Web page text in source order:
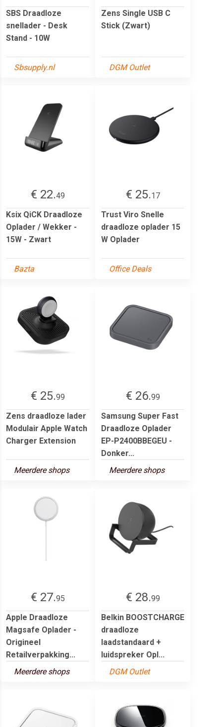
SBS Draadloze
snellader - Desk
Stand - 10W
Sbsupply.nl
Zens Single USB C
Stick (Zwart)
DGM Outlet
€ 22.49
Ksix QiCK Draadloze
Oplader / Wekker -
15W - Zwart
Bazta
€ 25.17
Trust Viro Snelle
draadloze oplader 15
W Oplader
Office Deals
€ 25.99
Zens draadloze lader
Modulair Apple Watch
Charger Extension
Meerdere shops
€ 26.99
Samsung Super Fast
Draadloze Oplader
EP-P2400BBEGEU -
Donker...
Meerdere shops
€ 27.95
Apple Draadloze
Magsafe Oplader -
Origineel
Retailverpakking...
Meerdere shops
€ 28.99
Belkin BOOSTCHARGE
draadloze
laadstandaard +
luidspreker Opl...
DGM Outlet